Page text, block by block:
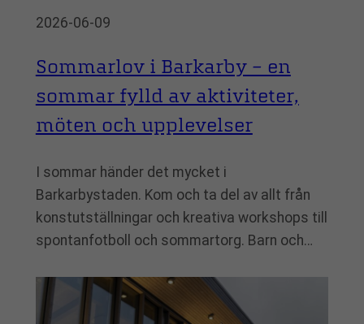
2026-06-09
Sommarlov i Barkarby – en
sommar fylld av aktiviteter,
möten och upplevelser
I sommar händer det mycket i
Barkarbystaden. Kom och ta del av allt från
konstutställningar och kreativa workshops till
spontanfotboll och sommartorg. Barn och…